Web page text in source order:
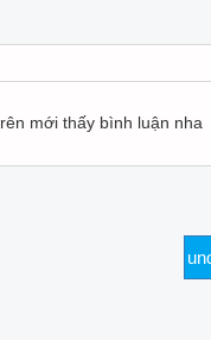
mới thấy bình luận nha